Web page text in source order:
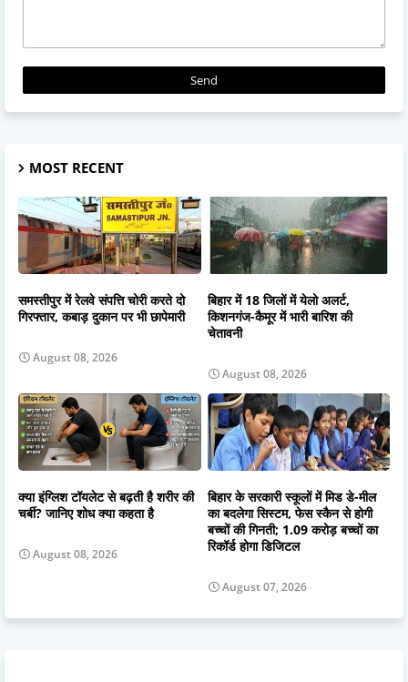
MOST RECENT
समस्तीपुर में रेलवे संपत्ति चोरी करते दो
गिरफ्तार, कबाड़ दुकान पर भी छापेमारी
August 08, 2026
बिहार में 18 जिलों में येलो अलर्ट,
किशनगंज-कैमूर में भारी बारिश की
चेतावनी
August 08, 2026
क्या इंग्लिश टॉयलेट से बढ़ती है शरीर की
चर्बी? जानिए शोध क्या कहता है
August 08, 2026
बिहार के सरकारी स्कूलों में मिड डे-मील
का बदलेगा सिस्टम, फेस स्कैन से होगी
बच्चों की गिनती; 1.09 करोड़ बच्चों का
रिकॉर्ड होगा डिजिटल
August 07, 2026